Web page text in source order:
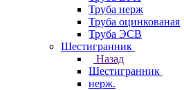
Труба нерж
Труба оцинкованая
Труба ЭСВ
Шестигранник
Назад
Шестигранник
нерж.